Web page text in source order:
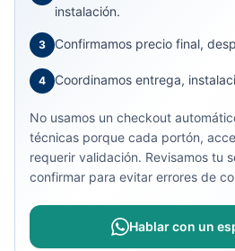
instalación.
3 Confirmamos precio final,
4 Coordinamos entrega,
No usamos un checkout
técnicas porque cada portón,
requerir validación. Revisamos tu
confirmar para evitar errores de
Hablar con un